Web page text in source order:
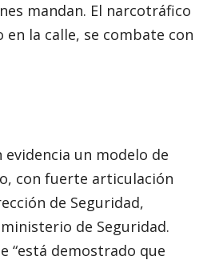
mandan. El narcotráfico
en la calle, se combate con
un modelo de
con fuerte articulación
de Seguridad,
de Seguridad.
“está demostrado que